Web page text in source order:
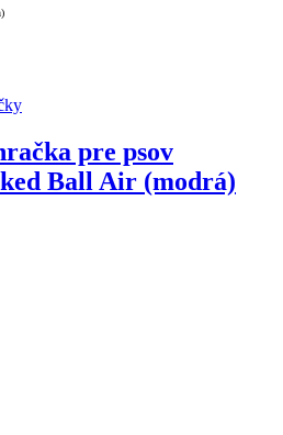
pre psov
Ball Air (modrá)